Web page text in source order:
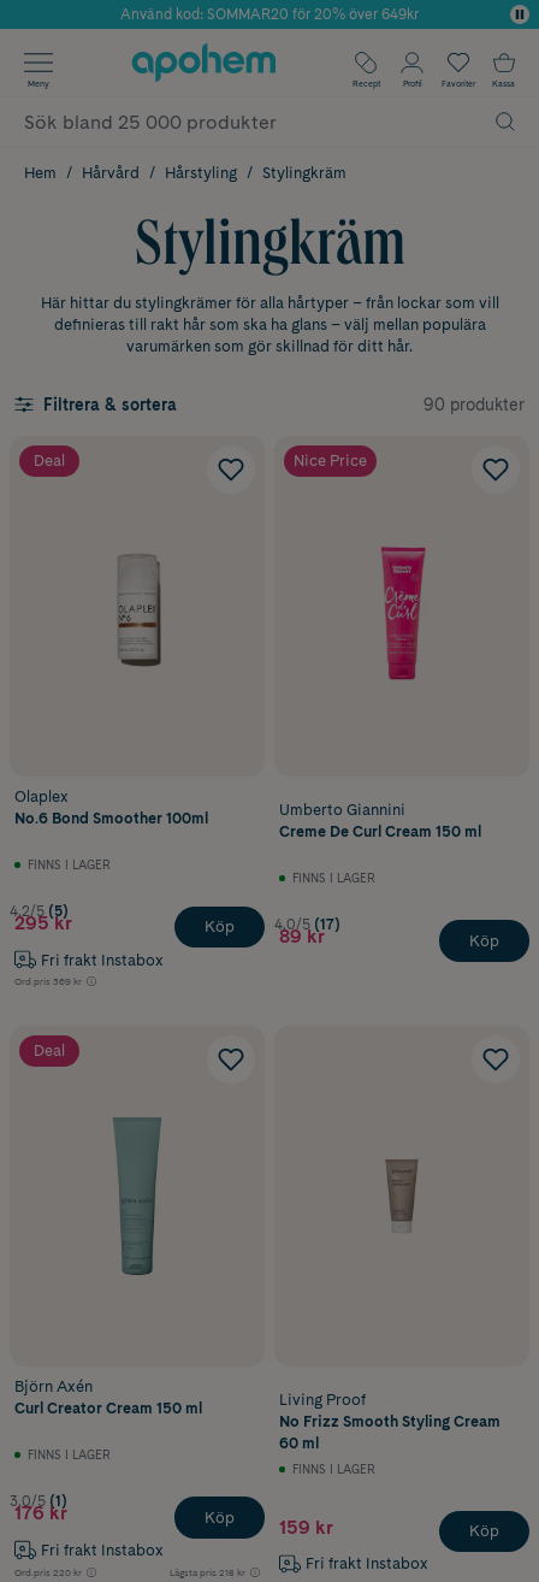
Årets Butik 2025 inom Skönhet
Använd kod: SOMMAR20 för 20% över 649kr
✓ Fri frakt
✓ Poäng på alla köp*
Meny Recept Profil Favoriter Kassa
Hem Hårvård Hårstyling Stylingkräm
Stylingkräm
Här hittar du stylingkrämer för alla hårtyper – från lockar som vill
definieras till rakt hår som ska ha glans – välj mellan populära
varumärken som gör skillnad för ditt hår.
Filtrera & sortera 90 produkter
Deal
Olaplex
No.6 Bond Smoother 100ml
FINNS I LAGER
4.2/5 (5)
295 kr
Fri frakt Instabox
Ord.pris 369 kr
Köp
Nice Price
Umberto Giannini
Creme De Curl Cream 150 ml
FINNS I LAGER
4.0/5 (17)
89 kr Köp
Deal
Björn Axén
Curl Creator Cream 150 ml
FINNS I LAGER
3.0/5 (1)
176 kr
Fri frakt Instabox
Ord.pris 220 kr Lägsta pris 218 kr
Köp
Living Proof
No Frizz Smooth Styling Cream
60 ml
FINNS I LAGER
159 kr
Fri frakt Instabox
Köp